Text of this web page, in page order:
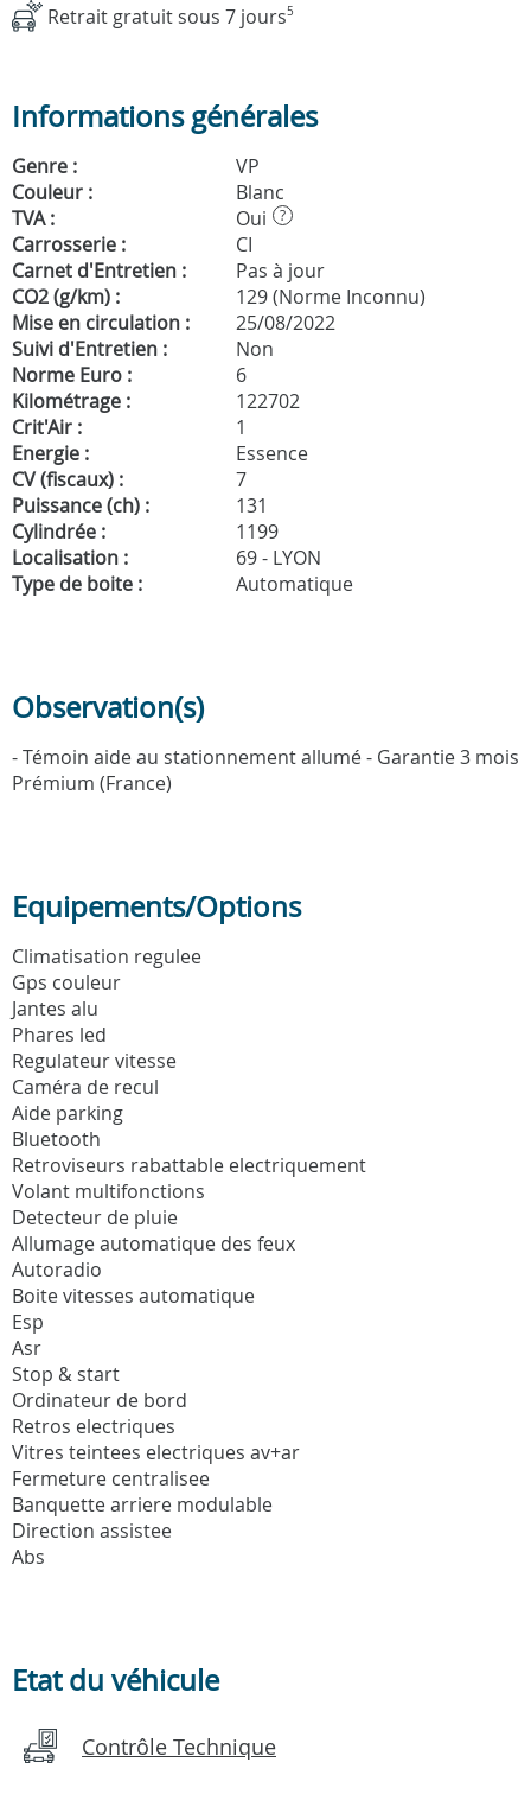
Retrait gratuit sous 7 jours5
Informations générales
Genre :
VP
Couleur :
Blanc
TVA :
Oui ?
Carrosserie :
CI
Carnet d'Entretien :
Pas à jour
CO2 (g/km) :
129 (Norme Inconnu)
Mise en circulation :
25/08/2022
Suivi d'Entretien :
Non
Norme Euro :
6
Kilométrage :
122702
Crit'Air :
1
Energie :
Essence
CV (fiscaux) :
7
Puissance (ch) :
131
Cylindrée :
1199
Localisation :
69 - LYON
Type de boite :
Automatique
Observation(s)
- Témoin aide au stationnement allumé - Garantie 3 mois
Prémium (France)
Equipements/Options
Climatisation regulee
Gps couleur
Jantes alu
Phares led
Regulateur vitesse
Caméra de recul
Aide parking
Bluetooth
Retroviseurs rabattable electriquement
Volant multifonctions
Detecteur de pluie
Allumage automatique des feux
Autoradio
Boite vitesses automatique
Esp
Asr
Stop & start
Ordinateur de bord
Retros electriques
Vitres teintees electriques av+ar
Fermeture centralisee
Banquette arriere modulable
Direction assistee
Abs
Etat du véhicule
Contrôle Technique